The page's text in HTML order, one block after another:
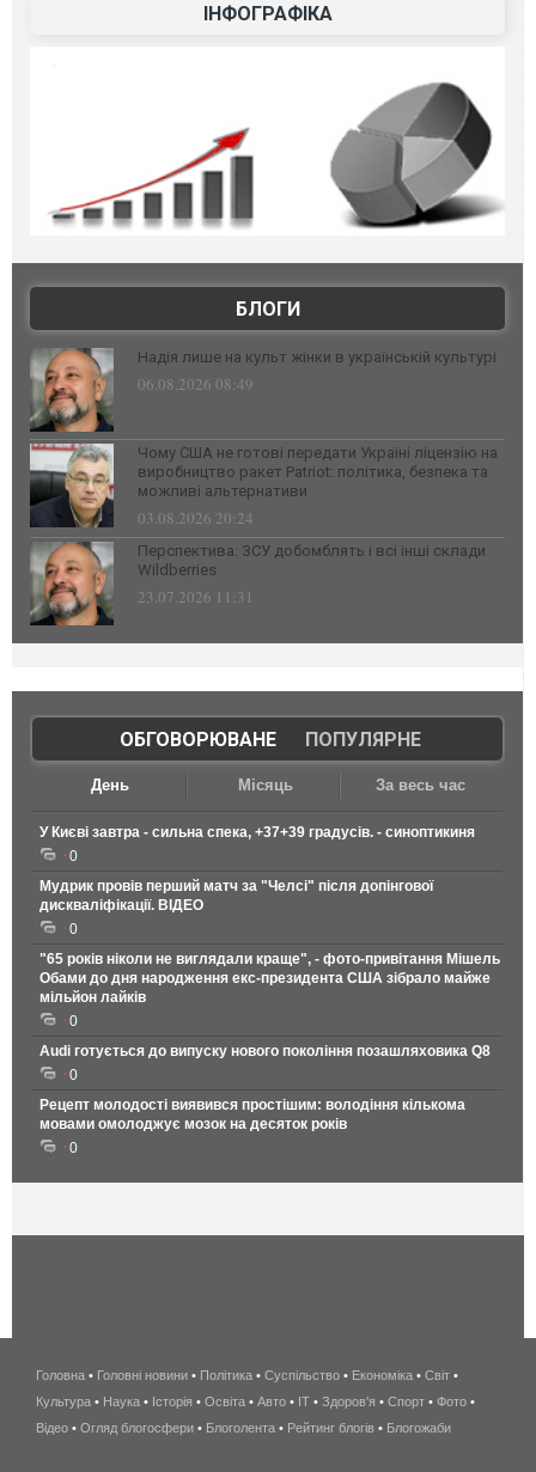
ІНФОГРАФІКА
БЛОГИ
Надія лише на культ жінки в українській культурі
06.08.2026 08:49
Чому США не готові передати Україні ліцензію на
виробництво ракет Patriot: політика, безпека та
можливі альтернативи
03.08.2026 20:24
Перспектива: ЗСУ добомблять і всі інші склади
Wildberries
23.07.2026 11:31
ОБГОВОРЮВАНЕ| ПОПУЛЯРНЕ
День Місяць За весь час
У Києві завтра - сильна спека, +37+39 градусів. - синоптикиня
0
Мудрик провів перший матч за "Челсі" після допінгової
дискваліфікації. ВІДЕО
0
"65 років ніколи не виглядали краще", - фото-привітання Мішель
Обами до дня народження екс-президента США зібрало майже
мільйон лайків
0
Audi готується до випуску нового покоління позашляховика Q8
0
Рецепт молодості виявився простішим: володіння кількома
мовами омолоджує мозок на десяток років
0
беспроводной
интернет
киев
Головна • Головні новини • Політика • Суспільство • Економіка • Світ •
Культура • Наука • Історія • Освіта • Авто • IT • Здоров'я • Спорт • Фото •
Відео • Огляд блогосфери • Блоголента • Рейтинг блогів • Блогожаби